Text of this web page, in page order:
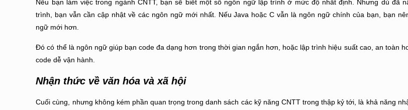
Nếu bạn làm việc trong ngành CNTT, bạn sẽ biết một số ngôn ngữ lập trình ở mức độ nhất định. Nhưng dù đã
trình, bạn vẫn cần cập nhật về các ngôn ngữ mới nhất. Nếu Java hoặc C vẫn là ngôn ngữ chính của bạn, bạn
ngữ mới hơn.
Đó có thể là ngôn ngữ giúp bạn code đa dạng hơn trong thời gian ngắn hơn, hoặc lập trình hiệu suất cao, an toàn
code dễ vận hành.
Nhận thức về văn hóa và xã hội
Cuối cùng, nhưng không kém phần quan trọng trong danh sách các kỹ năng CNTT trong thập kỷ tới, là khả năng